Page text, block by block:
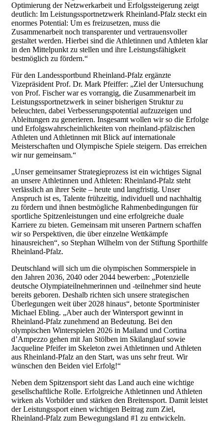
Optimierung der Netzwerkarbeit und Erfolgssteigerung zeigt
deutlich: Im Leistungssportnetzwerk Rheinland-Pfalz steckt ein
enormes Potential: Um es freizusetzen, muss die
Zusammenarbeit noch transparenter und vertrauensvoller
gestaltet werden. Hierbei sind die Athletinnen und Athleten klar
in den Mittelpunkt zu stellen und ihre Leistungsfähigkeit
bestmöglich zu fördern.“
Für den Landessportbund Rheinland-Pfalz ergänzte
Vizepräsident Prof. Dr. Mark Pfeiffer: „Ziel der Untersuchung
von Prof. Fischer war es vorrangig, die Zusammenarbeit im
Leistungssportnetzwerk in seiner bisherigen Struktur zu
beleuchten, dabei Verbesserungspotential aufzuzeigen und
Ableitungen zu generieren. Insgesamt wollen wir so die Erfolge
und Erfolgswahrscheinlichkeiten von rheinland-pfälzischen
Athleten und Athletinnen mit Blick auf internationale
Meisterschaften und Olympische Spiele steigern. Das erreichen
wir nur gemeinsam.“
„Unser gemeinsamer Strategieprozess ist ein wichtiges Signal
an unsere Athletinnen und Athleten: Rheinland-Pfalz steht
verlässlich an ihrer Seite – heute und langfristig. Unser
Anspruch ist es, Talente frühzeitig, individuell und nachhaltig
zu fördern und ihnen bestmögliche Rahmenbedingungen für
sportliche Spitzenleistungen und eine erfolgreiche duale
Karriere zu bieten. Gemeinsam mit unseren Partnern schaffen
wir so Perspektiven, die über einzelne Wettkämpfe
hinausreichen“, so Stephan Wilhelm von der Stiftung Sporthilfe
Rheinland-Pfalz.
Deutschland will sich um die olympischen Sommerspiele in
den Jahren 2036, 2040 oder 2044 bewerben: „Potenzielle
deutsche Olympiateilnehmerinnen und -teilnehmer sind heute
bereits geboren. Deshalb richten sich unsere strategischen
Überlegungen weit über 2028 hinaus“, betonte Sportminister
Michael Ebling. „Aber auch der Wintersport gewinnt in
Rheinland-Pfalz zunehmend an Bedeutung. Bei den
olympischen Winterspielen 2026 in Mailand und Cortina
d’Ampezzo gehen mit Jan Stölben im Skilanglauf sowie
Jacqueline Pfeifer im Skeleton zwei Athletinnen und Athleten
aus Rheinland-Pfalz an den Start, was uns sehr freut. Wir
wünschen den Beiden viel Erfolg!“
Neben dem Spitzensport sieht das Land auch eine wichtige
gesellschaftliche Rolle. Erfolgreiche Athletinnen und Athleten
wirken als Vorbilder und stärken den Breitensport. Damit leistet
der Leistungssport einen wichtigen Beitrag zum Ziel,
Rheinland-Pfalz zum Bewegungsland #1 zu entwickeln.